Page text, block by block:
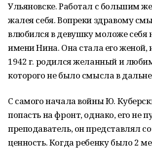
Ульяновске. Работал с большим
жалея себя. Вопреки здравому
влюбился в девушку моложе себя
имени Нина. Она стала его женой,
1942 г. родился желанный и
которого не было смысла в
С самого начала войны Ю.
попасть на фронт, однако, его не
преподаватель, он представлял
ценность. Когда ребенку было 2